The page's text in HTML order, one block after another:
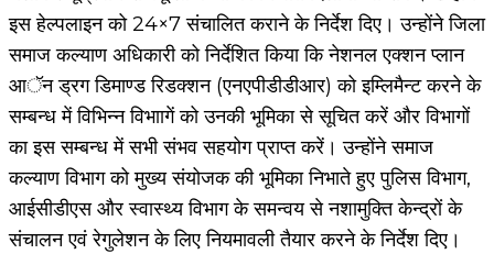
इस हेल्पलाइन को 24×7 संचालित कराने के निर्देश दिए। उन्होंने जिला
समाज कल्याण अधिकारी को निर्देशित किया कि नेशनल एक्शन प्लान
आॅन ड्रग डिमाण्ड रिडक्शन (एनएपीडीडीआर) को इम्लिमैन्ट करने के
सम्बन्ध में विभिन्न विभाागें को उनकी भूमिका से सूचित करें और विभागों
का इस सम्बन्ध में सभी संभव सहयोग प्राप्त करें। उन्होंने समाज
कल्याण विभाग को मुख्य संयोजक की भूमिका निभाते हुए पुलिस विभाग,
आईसीडीएस और स्वास्थ्य विभाग के समन्वय से नशामुक्ति केन्द्रों के
संचालन एवं रेगुलेशन के लिए नियमावली तैयार करने के निर्देश दिए।